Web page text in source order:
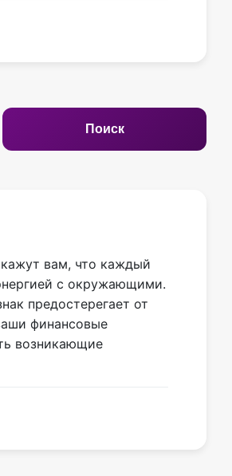
Поиск
вам, что каждый
с окружающими.
предостерегает от
финансовые
возникающие